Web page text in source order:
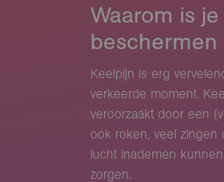
Waarom is
beschermen
Keelpijn is erg
verkeerde moment.
veroorzaakt door een
ook roken, veel
lucht inademen
zorgen.